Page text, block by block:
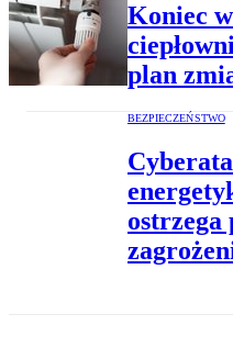
Koniec
plan
BEZPIECZEŃSTWO
ostrzega